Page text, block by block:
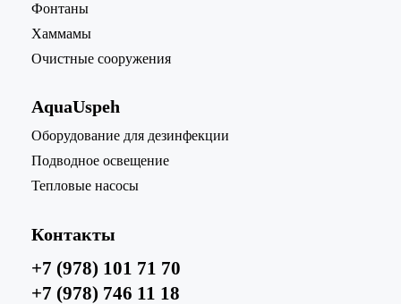
Фонтаны
Хаммамы
Очистные сооружения
AquaUspeh
Oборудование для дезинфекции
Подводное освещение
Тепловые насосы
Контакты
+7 (978) 101 71 70
+7 (978) 746 11 18